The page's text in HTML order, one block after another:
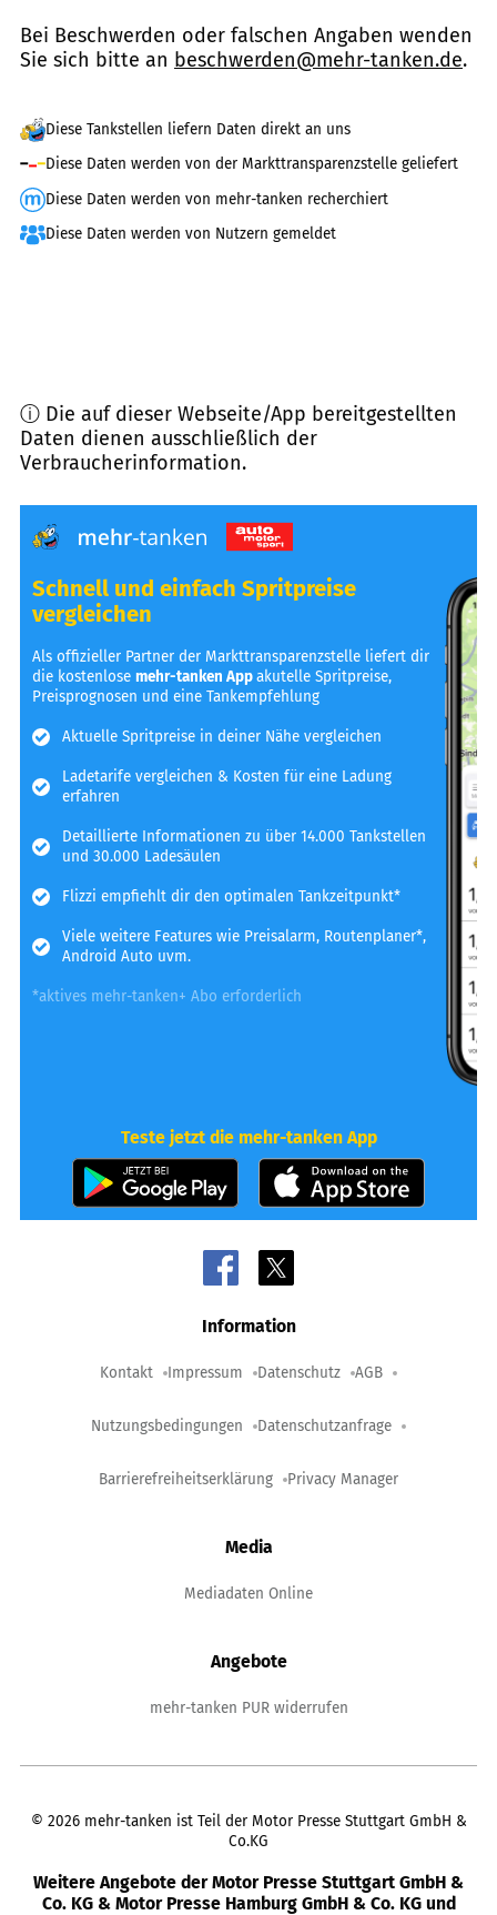
Bei Beschwerden oder falschen Angaben wenden
Sie sich bitte an beschwerden@mehr-tanken.de.
Diese Tankstellen liefern Daten direkt an uns
Diese Daten werden von der Markttransparenzstelle geliefert
Diese Daten werden von mehr-tanken recherchiert
Diese Daten werden von Nutzern gemeldet
ⓘ Die auf dieser Webseite/App bereitgestellten
Daten dienen ausschließlich der
Verbraucherinformation.
Schnell und einfach Spritpreise
vergleichen
Als offizieller Partner der Markttransparenzstelle liefert dir
die kostenlosemehr-tanken Appakutelle Spritpreise,
Preisprognosen und eine Tankempfehlung
Aktuelle Spritpreise in deiner Nähe vergleichen
Ladetarife vergleichen & Kosten für eine Ladung
erfahren
Detaillierte Informationen zu über 14.000 Tankstellen
und 30.000 Ladesäulen
Flizzi empfiehlt dir den optimalen Tankzeitpunkt*
Viele weitere Features wie Preisalarm, Routenplaner*,
Android Auto uvm.
*aktives mehr-tanken+ Abo erforderlich
Teste jetzt die mehr-tanken App
Information
Kontakt Impressum Datenschutz AGB
Nutzungsbedingungen Datenschutzanfrage
Barrierefreiheitserklärung Privacy Manager
Media
Mediadaten Online
Angebote
mehr-tanken PUR widerrufen
© 2026 mehr-tanken ist Teil der Motor Presse Stuttgart GmbH &
Co.KG
Weitere Angebote der Motor Presse Stuttgart GmbH &
Co. KG & Motor Presse Hamburg GmbH & Co. KG und